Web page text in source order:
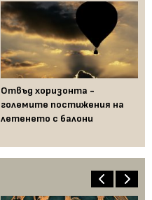
Отвъд хоризонта -
големите постижения на
летенето с балони